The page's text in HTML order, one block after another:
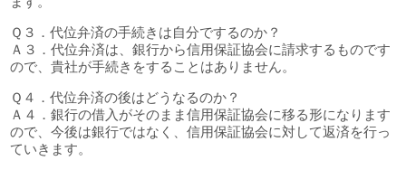
Ｑ３．代位弁済の手続きは自分でするのか？
Ａ３．代位弁済は、銀行から信用保証協会に請求するものです
ので、貴社が手続きをすることはありません。
Ｑ４．代位弁済の後はどうなるのか？
Ａ４．銀行の借入がそのまま信用保証協会に移る形になります
ので、今後は銀行ではなく、信用保証協会に対して返済を行っ
ていきます。